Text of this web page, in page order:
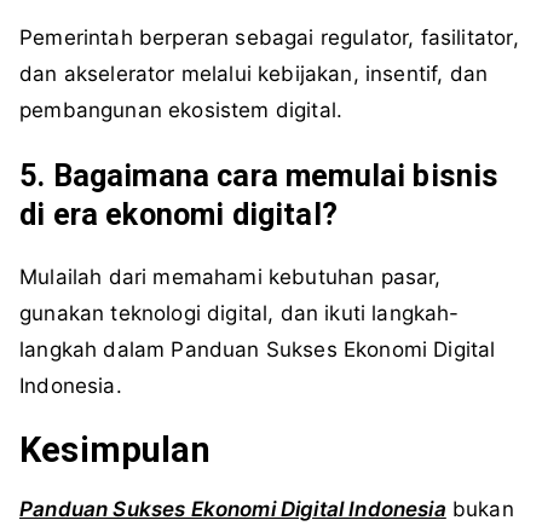
Pemerintah berperan sebagai regulator, fasilitator,
dan akselerator melalui kebijakan, insentif, dan
pembangunan ekosistem digital.
5. Bagaimana cara memulai bisnis
di era ekonomi digital?
Mulailah dari memahami kebutuhan pasar,
gunakan teknologi digital, dan ikuti langkah-
langkah dalam Panduan Sukses Ekonomi Digital
Indonesia.
Kesimpulan
Panduan Sukses Ekonomi Digital Indonesia bukan